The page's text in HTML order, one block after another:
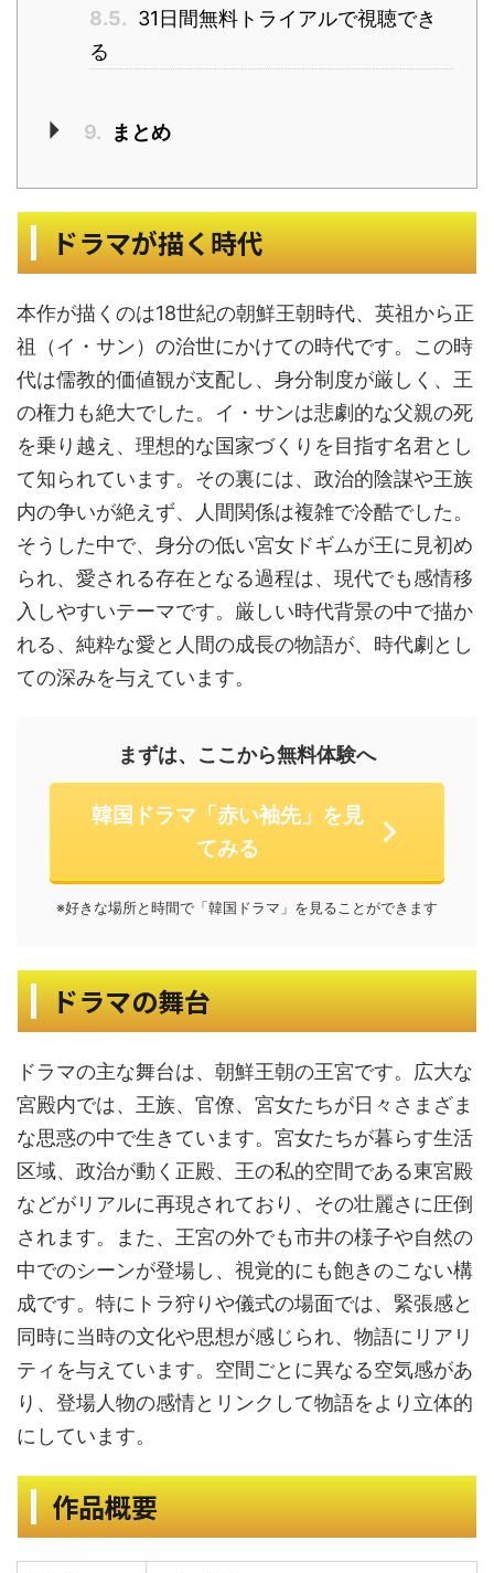
8.5. 31日間無料トライアルで視聴でき
る
9. まとめ
ドラマが描く時代
本作が描くのは18世紀の朝鮮王朝時代、英祖から正
祖（イ・サン）の治世にかけての時代です。この時
代は儒教的価値観が支配し、身分制度が厳しく、王
の権力も絶大でした。イ・サンは悲劇的な父親の死
を乗り越え、理想的な国家づくりを目指す名君とし
て知られています。その裏には、政治的陰謀や王族
内の争いが絶えず、人間関係は複雑で冷酷でした。
そうした中で、身分の低い宮女ドギムが王に見初め
られ、愛される存在となる過程は、現代でも感情移
入しやすいテーマです。厳しい時代背景の中で描か
れる、純粋な愛と人間の成長の物語が、時代劇とし
ての深みを与えています。
まずは、ここから無料体験へ
韓国ドラマ「赤い袖先」を見
てみる
※好きな場所と時間で「韓国ドラマ」を見ることができます
ドラマの舞台
ドラマの主な舞台は、朝鮮王朝の王宮です。広大な
宮殿内では、王族、官僚、宮女たちが日々さまざま
な思惑の中で生きています。宮女たちが暮らす生活
区域、政治が動く正殿、王の私的空間である東宮殿
などがリアルに再現されており、その壮麗さに圧倒
されます。また、王宮の外でも市井の様子や自然の
中でのシーンが登場し、視覚的にも飽きのこない構
成です。特にトラ狩りや儀式の場面では、緊張感と
同時に当時の文化や思想が感じられ、物語にリアリ
ティを与えています。空間ごとに異なる空気感があ
り、登場人物の感情とリンクして物語をより立体的
にしています。
作品概要